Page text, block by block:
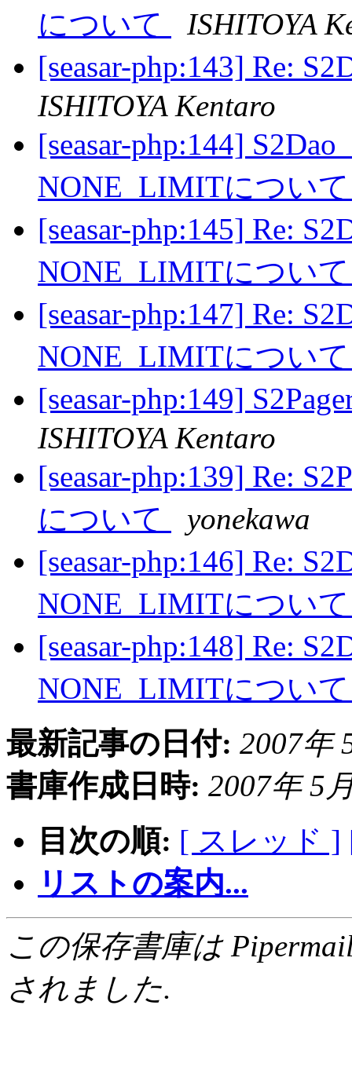
について
ISHITOYA
[seasar-php:143] Re:
ISHITOYA Kentaro
[seasar-php:144]
NONE_LIMITについ
[seasar-php:145] Re:
NONE_LIMITについ
[seasar-php:147] Re:
NONE_LIMITについ
[seasar-php:149]
ISHITOYA Kentaro
[seasar-php:139] Re:
について
yonekawa
[seasar-php:146] Re:
NONE_LIMITについ
[seasar-php:148] Re:
NONE_LIMITについ
最新記事の日付: 2007年
書庫作成日時: 2007年 5
目次の順: [ スレッド ]
リストの案内...
この保存書庫は
されました.